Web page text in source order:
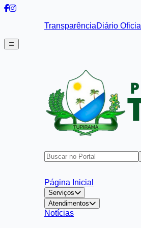
TransparênciaDiário Oficial
Página Inicial
Serviços
Atendimentos
Notícias